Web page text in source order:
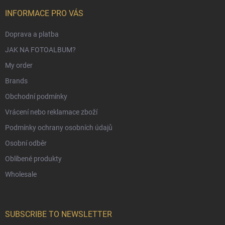
INFORMACE PRO VÁS
Doprava a platba
JAK NA FOTOALBUM?
My order
Brands
Obchodní podmínky
Vrácení nebo reklamace zboží
Podmínky ochrany osobních údajů
Osobní odběr
Oblíbené produkty
Wholesale
SUBSCRIBE TO NEWSLETTER